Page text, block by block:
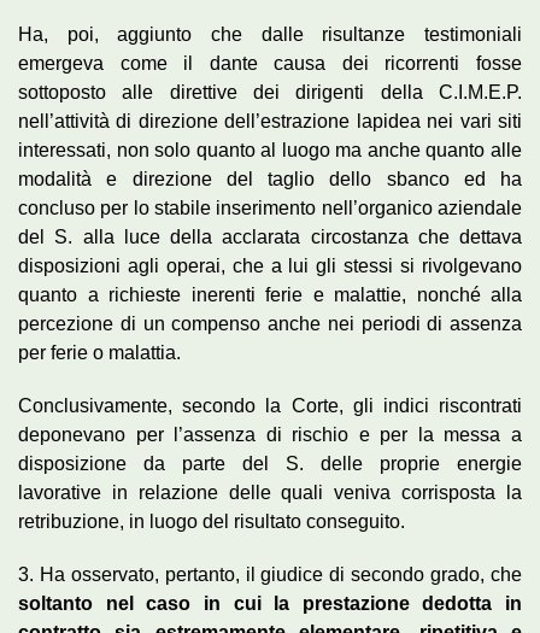
Ha, poi, aggiunto che dalle risultanze testimoniali
emergeva come il dante causa dei ricorrenti fosse
sottoposto alle direttive dei dirigenti della C.I.M.E.P.
nell’attività di direzione dell’estrazione lapidea nei vari siti
interessati, non solo quanto al luogo ma anche quanto alle
modalità e direzione del taglio dello sbanco ed ha
concluso per lo stabile inserimento nell’organico aziendale
del S. alla luce della acclarata circostanza che dettava
disposizioni agli operai, che a lui gli stessi si rivolgevano
quanto a richieste inerenti ferie e malattie, nonché alla
percezione di un compenso anche nei periodi di assenza
per ferie o malattia.
Conclusivamente, secondo la Corte, gli indici riscontrati
deponevano per l’assenza di rischio e per la messa a
disposizione da parte del S. delle proprie energie
lavorative in relazione delle quali veniva corrisposta la
retribuzione, in luogo del risultato conseguito.
3. Ha osservato, pertanto, il giudice di secondo grado, che
soltanto nel caso in cui la prestazione dedotta in